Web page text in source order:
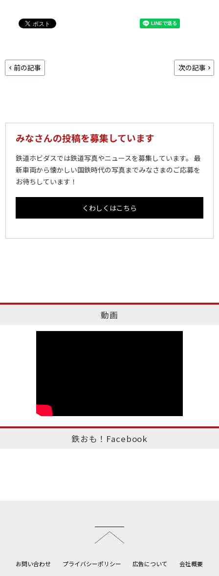
前の記事 次の記事
みなさんの投稿を募集しています
鉄道ホビダスでは鉄道写真やニュースを募集しています。 最
新車両から懐かしい国鉄時代の写真までみなさまのご応募を
お待ちしています！
くわしくはこちら
動画
鉄おも！Facebook
お問い合わせ プライバシーポリシー 広告について 会社概要